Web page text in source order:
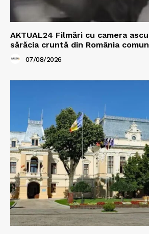
AKTUAL24 Filmări cu camera
sărăcia cruntă din România
07/08/2026